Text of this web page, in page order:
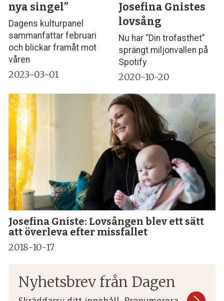
nya singel”
Dagens kulturpanel
sammanfattar februari
och blickar framåt mot
våren
2023-03-01
Josefina Gnistes
lovsång
Nu har “Din trofasthet”
sprängt miljonvallen på
Spotify
2020-10-20
Josefina Gniste: Lovsången blev ett sätt
att överleva efter missfallet
2018-10-17
Nyhetsbrev från Dagen